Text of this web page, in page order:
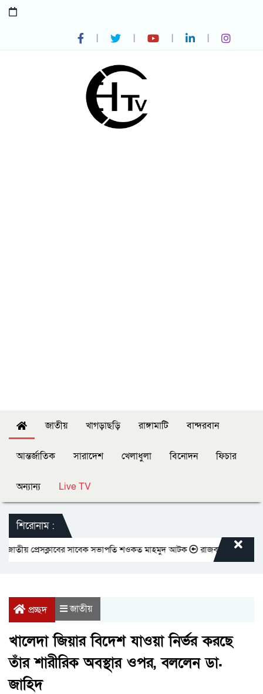
জাতীয় খাগড়াছড়ি রাঙ্গামাটি বান্দরবান
আন্তর্জাতিক সারাদেশ খেলাধুলা বিনোদন ফিচার
অন্যান্য Live TV
শিরোনাম :
প্রেসক্লাবের সাবেক সভাপতি শওকত মাহমুদ আটক রাজবাড়ীতে বীর
প্রচ্ছদ জাতীয়
খালেদা জিয়ার বিদেশ যাওয়া নির্ভর করছে
তাঁর শারীরিক অবস্থার ওপর, বললেন ডা.
জাহিদ